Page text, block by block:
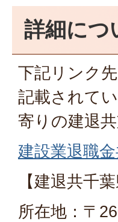
詳細につ
下記リンク
記載されて
寄りの建退
建設業退職
【建退共千
所在地：〒